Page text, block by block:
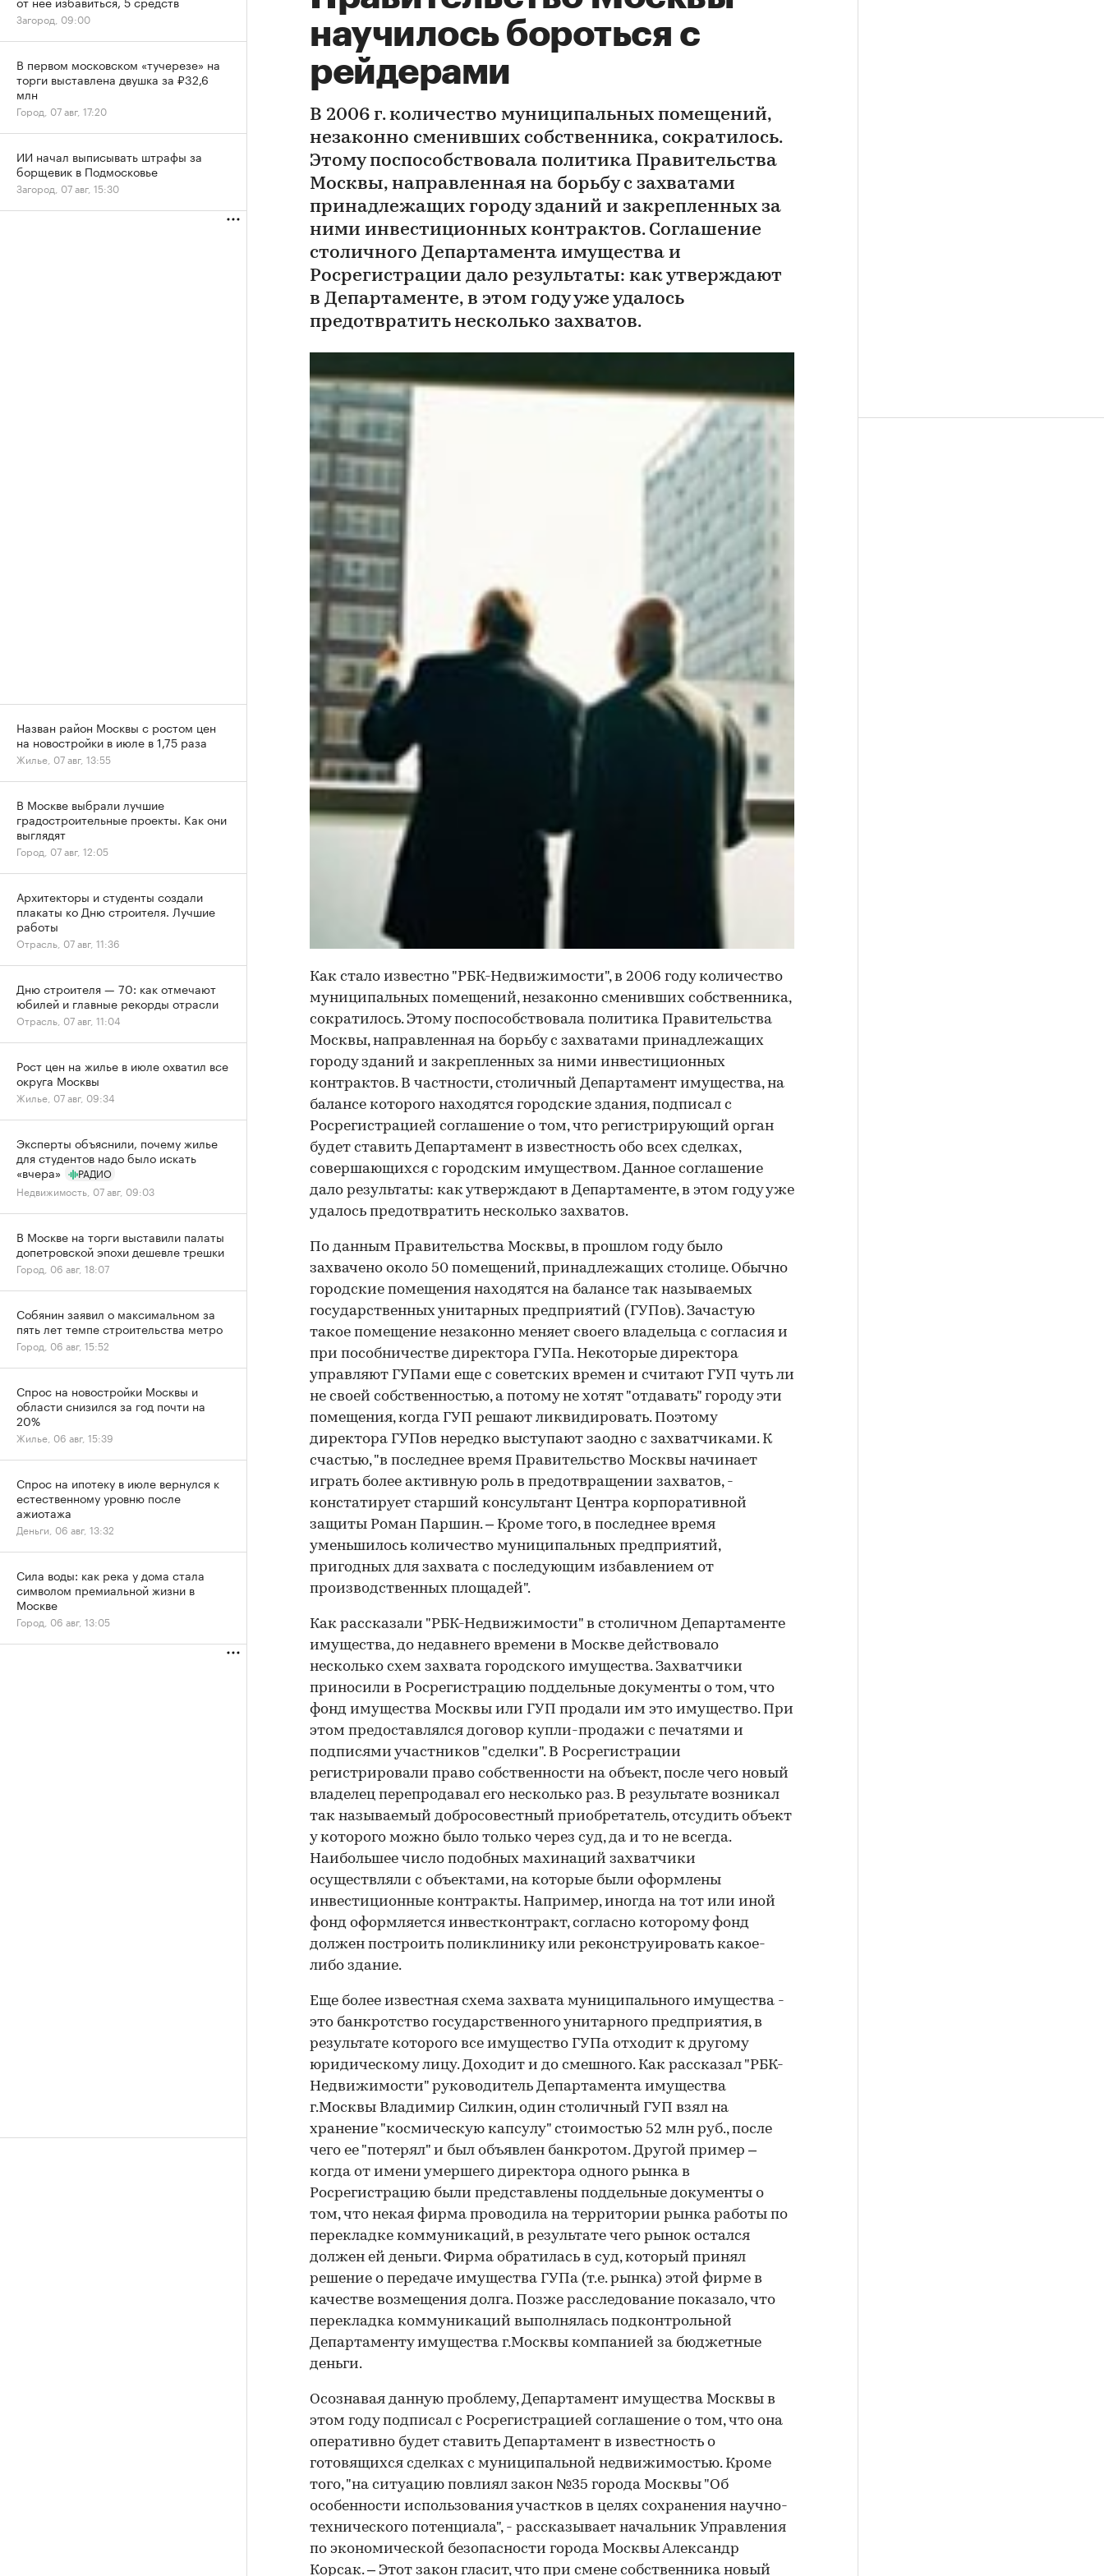
научилось бороться с
рейдерами
В 2006 г. количество муниципальных помещений,
незаконно сменивших собственника, сократилось.
Этому поспособствовала политика Правительства
Москвы, направленная на борьбу с захватами
принадлежащих городу зданий и закрепленных за
ними инвестиционных контрактов. Соглашение
столичного Департамента имущества и
Росрегистрации дало результаты: как утверждают
в Департаменте, в этом году уже удалось
предотвратить несколько захватов.
Как стало известно "РБК-Недвижимости", в 2006 году количество
муниципальных помещений, незаконно сменивших собственника,
сократилось. Этому поспособствовала политика Правительства
Москвы, направленная на борьбу с захватами принадлежащих
городу зданий и закрепленных за ними инвестиционных
контрактов. В частности, столичный Департамент имущества, на
балансе которого находятся городские здания, подписал с
Росрегистрацией соглашение о том, что регистрирующий орган
будет ставить Департамент в известность обо всех сделках,
совершающихся с городским имуществом. Данное соглашение
дало результаты: как утверждают в Департаменте, в этом году уже
удалось предотвратить несколько захватов.
По данным Правительства Москвы, в прошлом году было
захвачено около 50 помещений, принадлежащих столице. Обычно
городские помещения находятся на балансе так называемых
государственных унитарных предприятий (ГУПов). Зачастую
такое помещение незаконно меняет своего владельца с согласия и
при пособничестве директора ГУПа. Некоторые директора
управляют ГУПами еще с советских времен и считают ГУП чуть ли
не своей собственностью, а потому не хотят "отдавать" городу эти
помещения, когда ГУП решают ликвидировать. Поэтому
директора ГУПов нередко выступают заодно с захватчиками. К
счастью, "в последнее время Правительство Москвы начинает
играть более активную роль в предотвращении захватов, -
констатирует старший консультант Центра корпоративной
защиты Роман Паршин. – Кроме того, в последнее время
уменьшилось количество муниципальных предприятий,
пригодных для захвата с последующим избавлением от
производственных площадей".
Как рассказали "РБК-Недвижимости" в столичном Департаменте
имущества, до недавнего времени в Москве действовало
несколько схем захвата городского имущества. Захватчики
приносили в Росрегистрацию поддельные документы о том, что
фонд имущества Москвы или ГУП продали им это имущество. При
этом предоставлялся договор купли-продажи с печатями и
подписями участников "сделки". В Росрегистрации
регистрировали право собственности на объект, после чего новый
владелец перепродавал его несколько раз. В результате возникал
так называемый добросовестный приобретатель, отсудить объект
у которого можно было только через суд, да и то не всегда.
Наибольшее число подобных махинаций захватчики
осуществляли с объектами, на которые были оформлены
инвестиционные контракты. Например, иногда на тот или иной
фонд оформляется инвестконтракт, согласно которому фонд
должен построить поликлинику или реконструировать какое-
либо здание.
Еще более известная схема захвата муниципального имущества -
это банкротство государственного унитарного предприятия, в
результате которого все имущество ГУПа отходит к другому
юридическому лицу. Доходит и до смешного. Как рассказал "РБК-
Недвижимости" руководитель Департамента имущества
г.Москвы Владимир Силкин, один столичный ГУП взял на
хранение "космическую капсулу" стоимостью 52 млн руб., после
чего ее "потерял" и был объявлен банкротом. Другой пример –
когда от имени умершего директора одного рынка в
Росрегистрацию были представлены поддельные документы о
том, что некая фирма проводила на территории рынка работы по
перекладке коммуникаций, в результате чего рынок остался
должен ей деньги. Фирма обратилась в суд, который принял
решение о передаче имущества ГУПа (т.е. рынка) этой фирме в
качестве возмещения долга. Позже расследование показало, что
перекладка коммуникаций выполнялась подконтрольной
Департаменту имущества г.Москвы компанией за бюджетные
деньги.
Осознавая данную проблему, Департамент имущества Москвы в
этом году подписал с Росрегистрацией соглашение о том, что она
оперативно будет ставить Департамент в известность о
готовящихся сделках с муниципальной недвижимостью. Кроме
того, "на ситуацию повлиял закон №35 города Москвы "Об
особенности использования участков в целях сохранения научно-
технического потенциала", - рассказывает начальник Управления
по экономической безопасности города Москвы Александр
Корсак. – Этот закон гласит, что при смене собственника новый
Загород, 09:00
В первом московском «тучерезе» на
торги выставлена двушка за ₽32,6
млн
Город, 07 авг, 17:20
ИИ начал выписывать штрафы за
борщевик в Подмосковье
Загород, 07 авг, 15:30
Назван район Москвы с ростом цен
на новостройки в июле в 1,75 раза
Жилье, 07 авг, 13:55
В Москве выбрали лучшие
градостроительные проекты. Как они
выглядят
Город, 07 авг, 12:05
Архитекторы и студенты создали
плакаты ко Дню строителя. Лучшие
работы
Отрасль, 07 авг, 11:36
Дню строителя — 70: как отмечают
юбилей и главные рекорды отрасли
Отрасль, 07 авг, 11:04
Рост цен на жилье в июле охватил все
округа Москвы
Жилье, 07 авг, 09:34
Эксперты объяснили, почему жилье
для студентов надо было искать
«вчера»
РАДИО
Недвижимость, 07 авг, 09:03
В Москве на торги выставили палаты
допетровской эпохи дешевле трешки
Город, 06 авг, 18:07
Собянин заявил о максимальном за
пять лет темпе строительства метро
Город, 06 авг, 15:52
Спрос на новостройки Москвы и
области снизился за год почти на
20%
Жилье, 06 авг, 15:39
Спрос на ипотеку в июле вернулся к
естественному уровню после
ажиотажа
Деньги, 06 авг, 13:32
Сила воды: как река у дома стала
символом премиальной жизни в
Москве
Город, 06 авг, 13:05